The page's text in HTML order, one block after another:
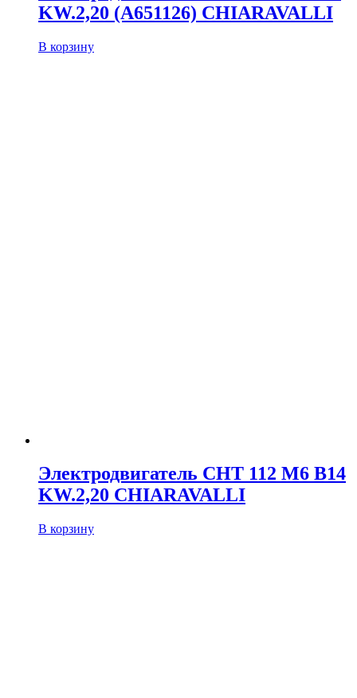
KW.2,20 (A651126) CHIARAVALLI
В корзину
Электродвигатель CHT 112 M6 B14
KW.2,20 CHIARAVALLI
В корзину